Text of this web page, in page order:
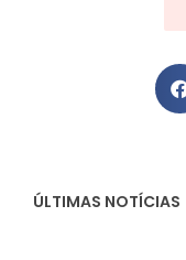
ÚLTIMAS NOTÍCIAS